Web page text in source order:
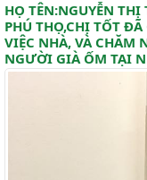
HỌ TÊN:NGUYỄN
PHÚ THỌ,CHỊ TỐT
VIỆC NHÀ, VÀ CHĂM
NGƯỜI GIÀ ỐM TẠI